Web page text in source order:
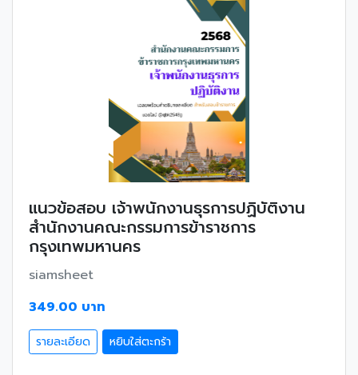
แนวข้อสอบ เจ้าพนักงานธุรการปฏิบัติงาน
สำนักงานคณะกรรมการข้าราชการ
กรุงเทพมหานคร
siamsheet
349.00 บาท
รายละเอียด หยิบใส่ตะกร้า